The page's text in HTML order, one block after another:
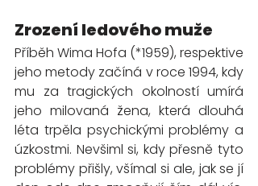
Zrození ledového muže
Příběh Wima Hofa (*1959), respektive
jeho metody začíná v roce 1994, kdy
mu za tragických okolností umírá
jeho milovaná žena, která dlouhá
léta trpěla psychickými problémy a
úzkostmi. Nevšiml si, kdy přesně tyto
problémy přišly, všímal si ale, jak se jí